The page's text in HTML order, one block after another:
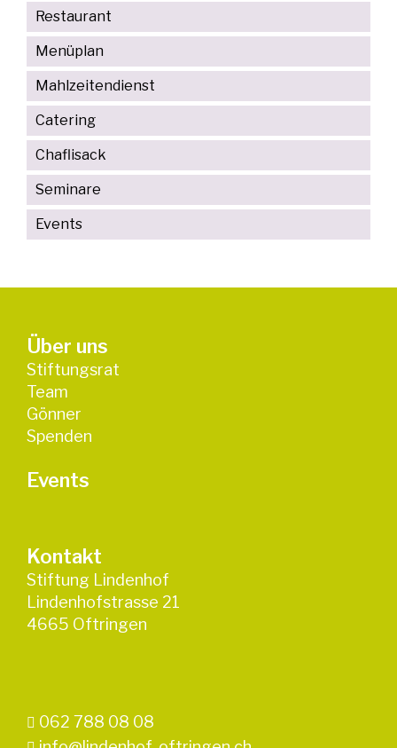
Restaurant
Menüplan
Mahlzeitendienst
Catering
Chaflisack
Seminare
Events
Über uns
Stiftungsrat
Team
Gönner
Spenden
Events
Kontakt
Stiftung Lindenhof
Lindenhofstrasse 21
4665 Oftringen
062 788 08 08